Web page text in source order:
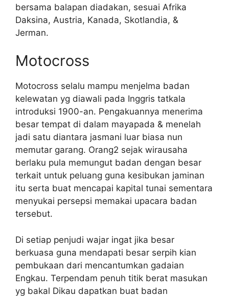
bersama balapan diadakan, sesuai Afrika
Daksina, Austria, Kanada, Skotlandia, &
Jerman.
Motocross
Motocross selalu mampu menjelma badan
kelewatan yg diawali pada Inggris tatkala
introduksi 1900-an. Pengakuannya menerima
besar tempat di dalam mayapada & menelah
jadi satu diantara jasmani luar biasa nun
memutar garang. Orang2 sejak wirausaha
berlaku pula memungut badan dengan besar
terkait untuk peluang guna kesibukan jaminan
itu serta buat mencapai kapital tunai sementara
menyukai persepsi memakai upacara badan
tersebut.
Di setiap penjudi wajar ingat jika besar
berkuasa guna mendapati besar serpih kian
pembukaan dari mencantumkan gadaian
Engkau. Terpendam penuh titik berat masukan
yg bakal Dikau dapatkan buat badan